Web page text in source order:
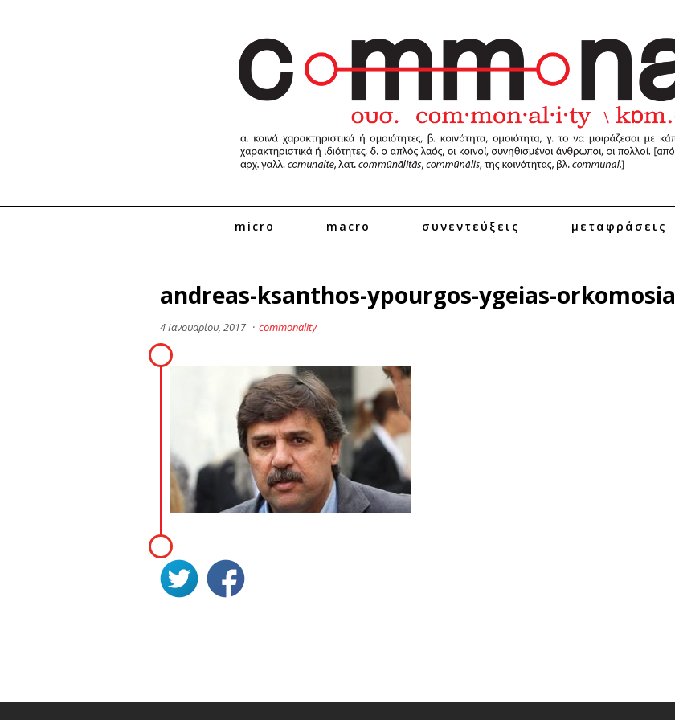
micro macro συνεντεύξεις μεταφράσεις
andreas-ksanthos-ypourgos-ygeias-orkomosia
4 Ιανουαρίου, 2017 · commonality